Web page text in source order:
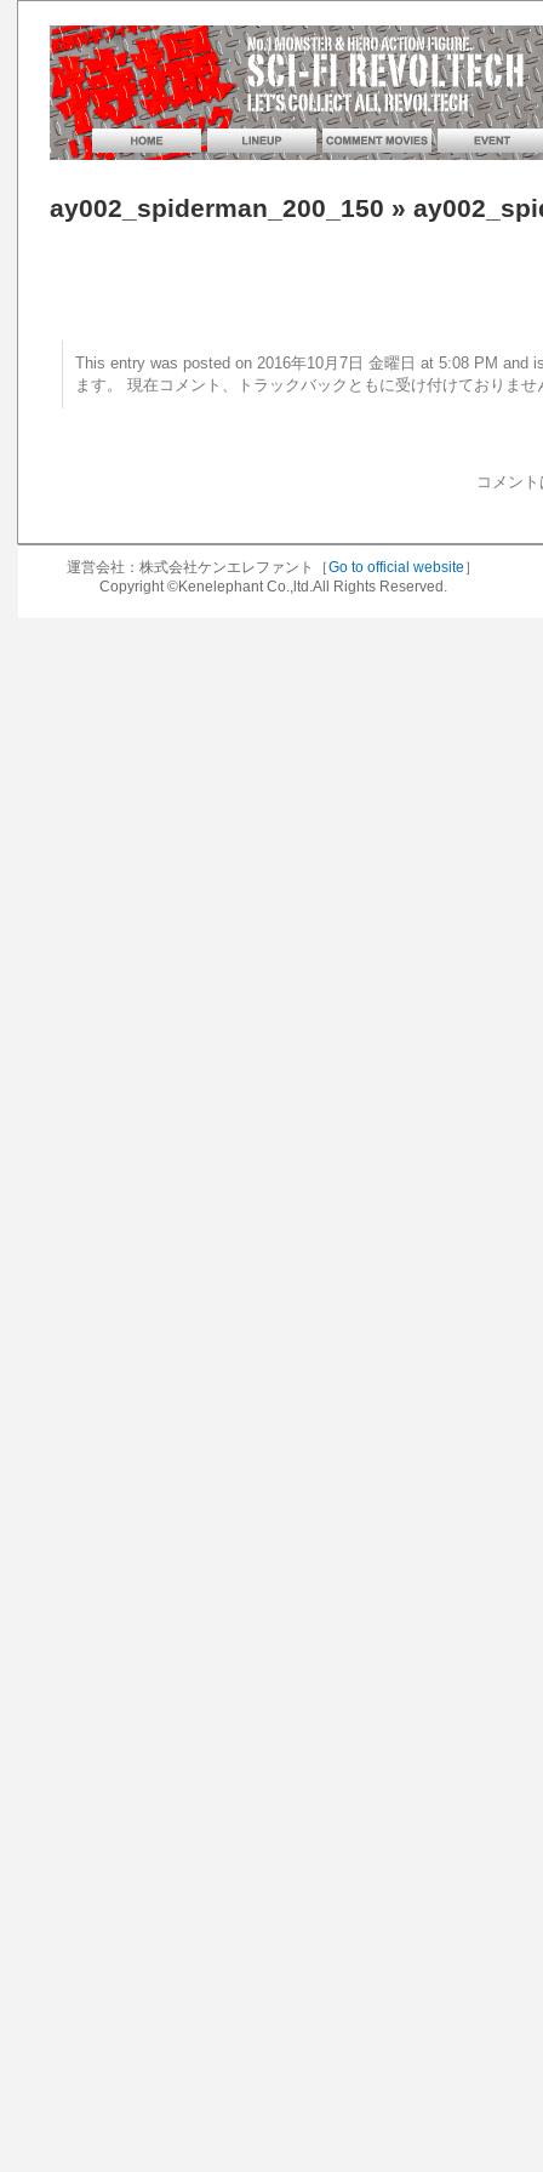
ay002_spiderman_200_150 »
This entry was posted on 2016年10月7日 金曜日 at 5:08 PM
ます。 現在コメント、トラックバックともに受け付けておりませ
コメン
運営会社：株式会社ケンエレファント［Go to official website ］
Copyright ©Kenelephant Co.,ltd.All Rights Reserved.